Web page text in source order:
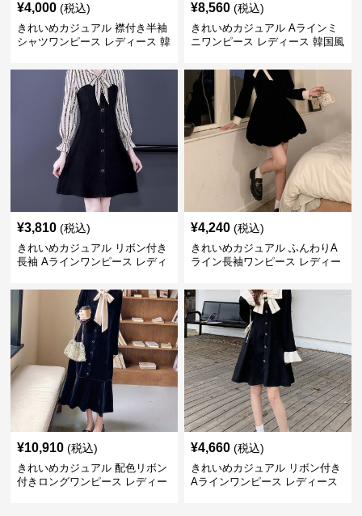
¥4,000 (税込)
きれいめカジュアル 襟付き半袖
シャツワンピース レディース 韓
ト ウエストマーク スタイルアッ
プ Aライン 小柄さん◎
¥8,560 (税込)
きれいめカジュアル Aラインミ
ニワンピース レディース 韓国風
上丈 春秋 ウエストマーク 上品
エレガント
¥3,810 (税込)
きれいめカジュアル リボン付き
長袖 Aラインワンピース レディ
り替え 膝上丈 細見え フェミニ
ン おしゃれ
¥4,240 (税込)
きれいめカジュアル ふんわりA
ライン長袖ワンピース レディー
ト フェミニン 上品 おしゃれ
¥10,910 (税込)
きれいめカジュアル 配色リボン
付きロングワンピース レディー
¥4,660 (税込)
きれいめカジュアル リボン付き
Aラインワンピース レディース